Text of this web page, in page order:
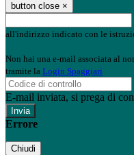
button close ×
all'indirizzo indicato con le
Non hai una e-mail associata al
tramite la Login Spaggiari
E-mail inviata, si prega di
Errore
Chiudi